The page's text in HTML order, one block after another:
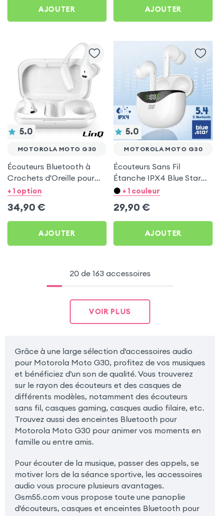
AJOUTER AJOUTER
5.0
MOTOROLA MOTO G30
Écouteurs Bluetooth à
Crochets d'Oreille pour
Motorola Moto G30
+ 1 option
34,90 €
AJOUTER
5.0
MOTOROLA MOTO G30
Écouteurs Sans Fil
Étanche IPX4 Blue Star
Blanc pour Motorola
+ 1 couleur
29,90 €
AJOUTER
20 de 163 accessoires
VOIR PLUS
Grâce à une large sélection d'accessoires audio
pour Motorola Moto G30, profitez de vos musiques
et bénéficiez d'un son de qualité. Vous trouverez
sur le rayon des écouteurs et des casques de
différents modèles, notamment des écouteurs
sans fil, casques gaming, casques audio filaire, etc.
Trouvez aussi des enceintes Bluetooth pour
Motorola Moto G30 pour animer vos moments en
famille ou entre amis.
Pour écouter de la musique, passer des appels, se
motiver lors de la séance sportive, les accessoires
audio vous procure plusieurs avantages.
Gsm55.com vous propose toute une panoplie
d'écouteurs, casques et enceintes Bluetooth pour